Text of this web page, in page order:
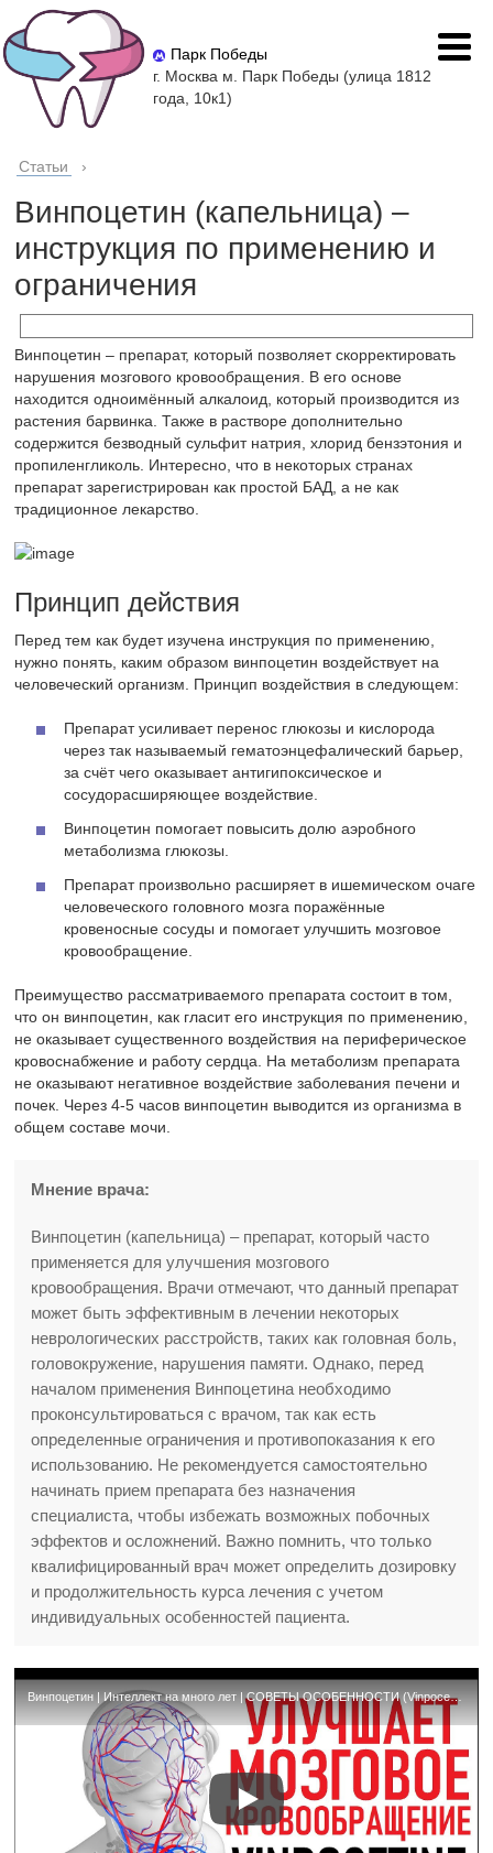
Парк Победы
г. Москва м. Парк Победы (улица 1812
года, 10к1)
Статьи ›
Винпоцетин (капельница) –
инструкция по применению и
ограничения
Винпоцетин – препарат, который позволяет скорректировать
нарушения мозгового кровообращения. В его основе
находится одноимённый алкалоид, который производится из
растения барвинка. Также в растворе дополнительно
содержится безводный сульфит натрия, хлорид бензэтония и
пропиленгликоль. Интересно, что в некоторых странах
препарат зарегистрирован как простой БАД, а не как
традиционное лекарство.
Принцип действия
Перед тем как будет изучена инструкция по применению,
нужно понять, каким образом винпоцетин воздействует на
человеческий организм. Принцип воздействия в следующем:
Препарат усиливает перенос глюкозы и кислорода
через так называемый гематоэнцефалический барьер,
за счёт чего оказывает антигипоксическое и
сосудорасширяющее воздействие.
Винпоцетин помогает повысить долю аэробного
метаболизма глюкозы.
Препарат произвольно расширяет в ишемическом очаге
человеческого головного мозга поражённые
кровеносные сосуды и помогает улучшить мозговое
кровообращение.
Преимущество рассматриваемого препарата состоит в том,
что он винпоцетин, как гласит его инструкция по применению,
не оказывает существенного воздействия на периферическое
кровоснабжение и работу сердца. На метаболизм препарата
не оказывают негативное воздействие заболевания печени и
почек. Через 4-5 часов винпоцетин выводится из организма в
общем составе мочи.
Мнение врача:
Винпоцетин (капельница) – препарат, который часто
применяется для улучшения мозгового
кровообращения. Врачи отмечают, что данный препарат
может быть эффективным в лечении некоторых
неврологических расстройств, таких как головная боль,
головокружение, нарушения памяти. Однако, перед
началом применения Винпоцетина необходимо
проконсультироваться с врачом, так как есть
определенные ограничения и противопоказания к его
использованию. Не рекомендуется самостоятельно
начинать прием препарата без назначения
специалиста, чтобы избежать возможных побочных
эффектов и осложнений. Важно помнить, что только
квалифицированный врач может определить дозировку
и продолжительность курса лечения с учетом
индивидуальных особенностей пациента.
Винпоцетин | Интеллект на много лет | СОВЕТЫ ОСОБЕННОСТИ (Vinpocetine) Uses, Side Effects